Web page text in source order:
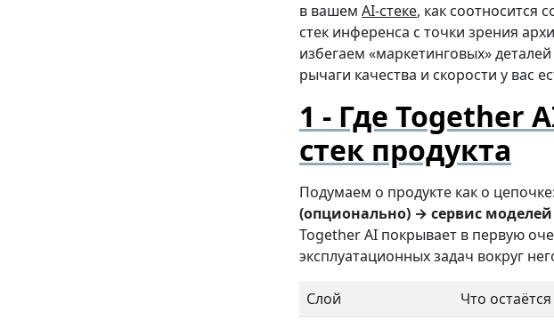
в вашем AI-стеке, как соотносится
стек инференса с точки зрения
избегаем «маркетинговых»
рычаги качества и скорости у вас
Где Together
стек продукта
Подумаем о продукте как о цепочке:
(опционально) → сервис
Together AI покрывает в первую
эксплуатационных задач вокруг
Слой Что остаётся